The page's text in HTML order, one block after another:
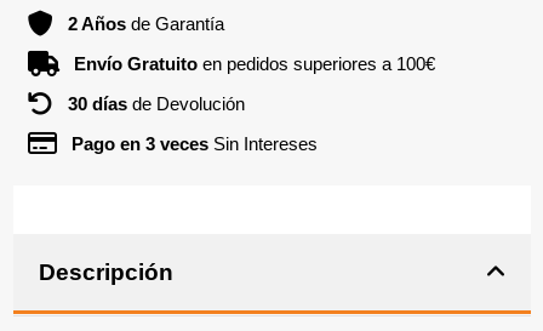
2 Añosde Garantía
Envío Gratuitoen pedidos superiores a 100€
30 díasde Devolución
Pago en 3 vecesSin Intereses
Descripción